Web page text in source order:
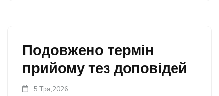
Подовжено термін
прийому тез доповідей
5 Тра,2026